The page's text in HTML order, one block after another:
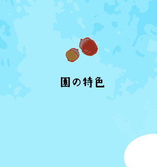
園の特色